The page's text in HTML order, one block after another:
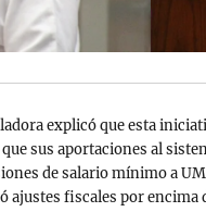
explicó que esta
sus aportaciones al
de salario mínimo a
ajustes fiscales por encima